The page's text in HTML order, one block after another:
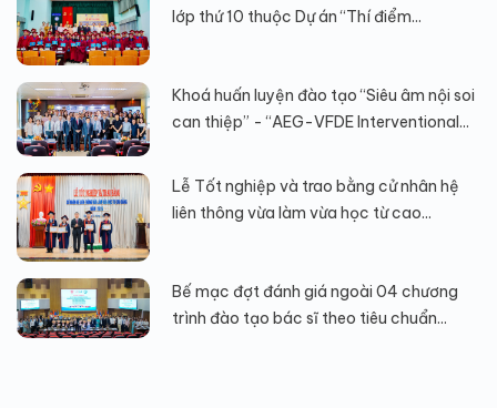
lớp thứ 10 thuộc Dự án “Thí điểm...
Khoá huấn luyện đào tạo “Siêu âm nội soi
can thiệp” - “AEG-VFDE Interventional...
Lễ Tốt nghiệp và trao bằng cử nhân hệ
liên thông vừa làm vừa học từ cao...
Bế mạc đợt đánh giá ngoài 04 chương
trình đào tạo bác sĩ theo tiêu chuẩn...